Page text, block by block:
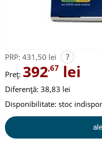
PRP: 431,50 lei ?
Preț: 392,67 lei
Diferență: 38,83 lei
Disponibilitate: stoc